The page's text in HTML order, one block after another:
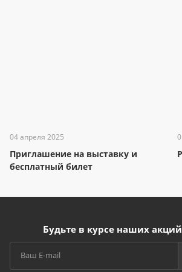
04 апреля 2025
Приглашение на выставку и
бесплатный билет
Будьте в курсе наших